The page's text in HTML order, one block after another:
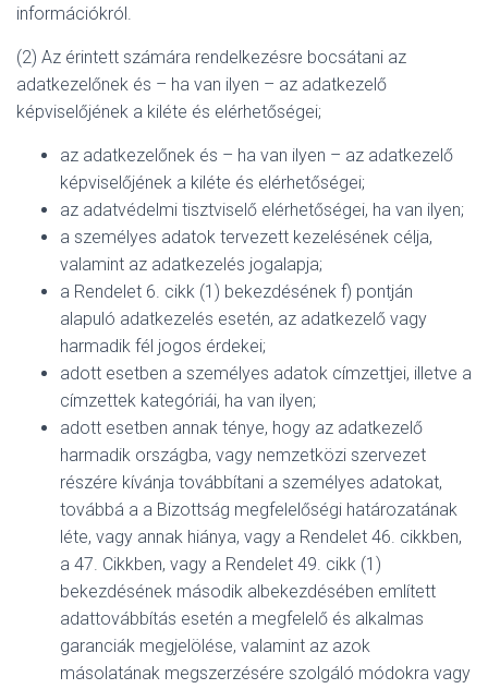
információkról.
(2) Az érintett számára rendelkezésre bocsátani az
adatkezelőnek és – ha van ilyen – az adatkezelő
képviselőjének a kiléte és elérhetőségei;
az adatkezelőnek és – ha van ilyen – az adatkezelő
képviselőjének a kiléte és elérhetőségei;
az adatvédelmi tisztviselő elérhetőségei, ha van ilyen;
a személyes adatok tervezett kezelésének célja,
valamint az adatkezelés jogalapja;
a Rendelet 6. cikk (1) bekezdésének f) pontján
alapuló adatkezelés esetén, az adatkezelő vagy
harmadik fél jogos érdekei;
adott esetben a személyes adatok címzettjei, illetve a
címzettek kategóriái, ha van ilyen;
adott esetben annak ténye, hogy az adatkezelő
harmadik országba, vagy nemzetközi szervezet
részére kívánja továbbítani a személyes adatokat,
továbbá a a Bizottság megfelelőségi határozatának
léte, vagy annak hiánya, vagy a Rendelet 46. cikkben,
a 47. Cikkben, vagy a Rendelet 49. cikk (1)
bekezdésének második albekezdésében említett
adattovábbítás esetén a megfelelő és alkalmas
garanciák megjelölése, valamint az azok
másolatának megszerzésére szolgáló módokra vagy